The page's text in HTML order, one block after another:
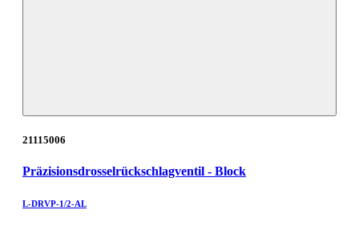
21115006
Präzisionsdrosselrückschlagventil - Block
L-DRVP-1/2-AL